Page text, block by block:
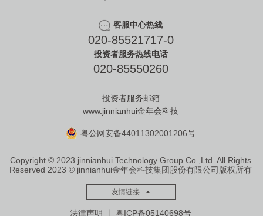
客服中心热线
020-85521717-0
投资者服务热线电话
020-85550260
投资者服务邮箱
www.jinnianhui金年会科技
粤公网安备44011302001206号
Copyright © 2023 jinnianhui Technology Group Co.,Ltd. All Rights
Reserved 2023 © jinnianhui金年会科技集团股份有限公司版权所有
友情链接
法律声明 粤ICP备05140698号